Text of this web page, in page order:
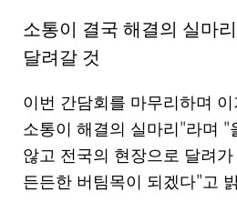
소통이 결국 해결의 실마리
달려갈 것
이번 간담회를 마무리하며
소통이 해결의 실마리 "라며 "
않고 전국의 현장으로 달려
든든한 버팀목이 되겠다"고